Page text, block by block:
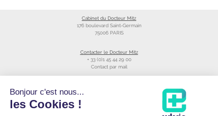
Cabinet du Docteur Mitz
176 boulevard Saint-Germain
75006 PARIS
Contacter le Docteur Mitz
+ 33 (0)1 45 44 29 00
Contact par mail
Bonjour c'est nous...
les Cookies !